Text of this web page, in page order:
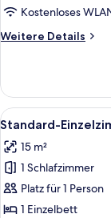
Kostenloses
Weitere Details
Weitere
Doppelzimmer
Alle
Fotos
für
Standard-
Einzelzimmer
anzeigen
4
Standard-
15 m²
1 Schlafzimmer
Platz für 1 Person
1 Einzelbett